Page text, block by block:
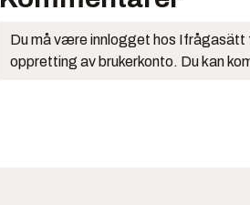
Du må være innlogget hos Ifrågasätt
oppretting av brukerkonto. Du kan